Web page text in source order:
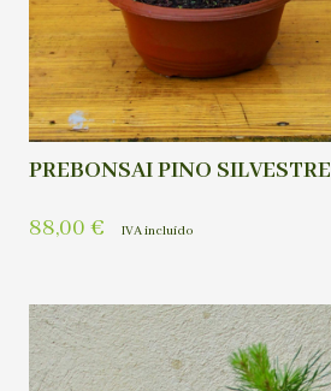
PREBONSAI PINO SILVESTRE
88,00 € IVA incluído